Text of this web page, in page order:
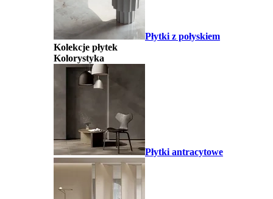
Płytki z połyskiem
Kolekcje płytek
Kolorystyka
Płytki antracytowe